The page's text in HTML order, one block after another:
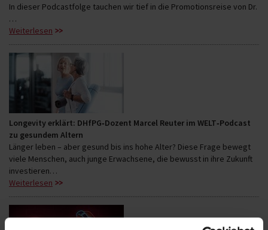
In dieser Podcastfolge tauchen wir tief in die Promotionsreise von Dr.
…
Weiterlesen
Longevity erklärt: DHfPG‑Dozent Marcel Reuter im WELT‑Podcast
zu gesundem Altern
Länger leben – aber gesund bis ins hohe Alter? Diese Frage bewegt
viele Menschen, auch junge Erwachsene, die bewusst in ihre Zukunft
investieren…
Weiterlesen